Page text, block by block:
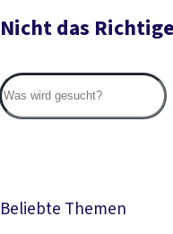
Nicht das
Beliebte Themen